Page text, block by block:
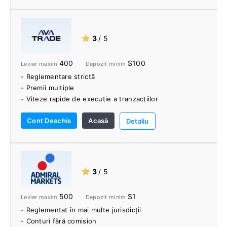
- Instrumente Pro Trader
★ 3 / 5
Levier maxim 400 Depozit minim $100
- Reglementare strictă
- Premii multiple
- Viteze rapide de execuție a tranzacțiilor
- Fara comision
- Platforme de tranzacționare puternice și flexibile
- O gamă largă de instrumente de tranzacționare
- Autochartist
- Platforme sociale de tranzacționare
- Acoperire și scalping sunt permise
Cont Deschis Acasă Detaliu
★ 3 / 5
Levier maxim 500 Depozit minim $1
- Reglementat în mai multe jurisdicții
- Conturi fără comision